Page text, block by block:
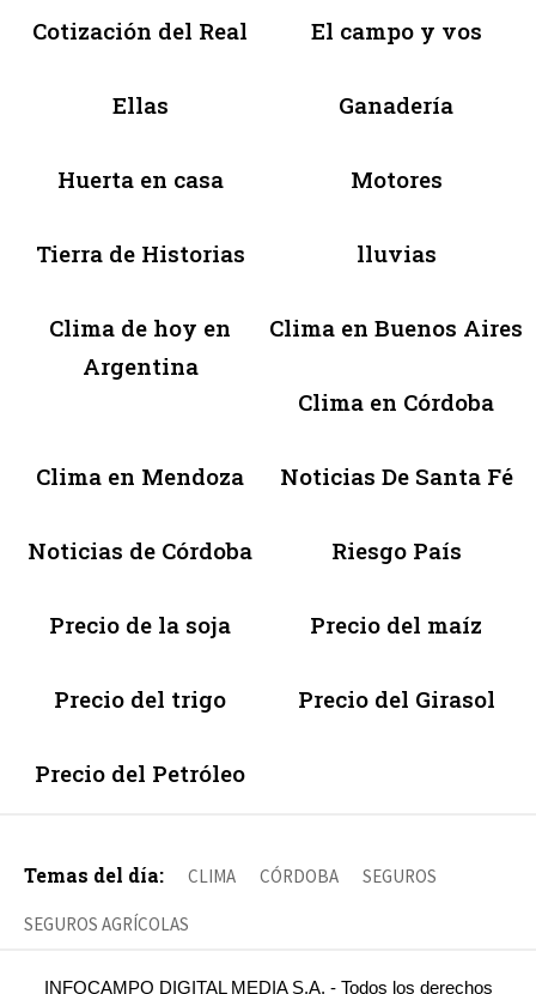
Cotización del Real El campo y vos
Ellas Ganadería
Huerta en casa Motores
Tierra de Historias lluvias
Clima de hoy en
Argentina
Clima en Buenos Aires
Clima en Córdoba
Clima en Mendoza Noticias De Santa Fé
Noticias de Córdoba Riesgo País
Precio de la soja Precio del maíz
Precio del trigo Precio del Girasol
Precio del Petróleo
Temas del día: CLIMA CÓRDOBA SEGUROS
SEGUROS AGRÍCOLAS
INFOCAMPO DIGITAL MEDIA S.A. - Todos los derechos